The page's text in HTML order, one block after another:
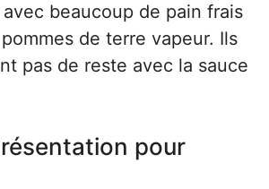
beaucoup de pain frais
de terre vapeur. Ils
pas de reste avec la sauce
pour